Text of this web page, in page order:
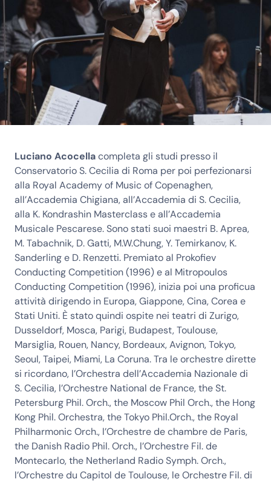
Luciano Acocellacompleta gli studi presso il
Conservatorio S. Cecilia di Roma per poi perfezionarsi
alla Royal Academy of Music of Copenaghen,
all’Accademia Chigiana, all’Accademia di S. Cecilia,
alla K. Kondrashin Masterclass e all’Accademia
Musicale Pescarese. Sono stati suoi maestri B. Aprea,
M. Tabachnik, D. Gatti, M.W.Chung, Y. Temirkanov, K.
Sanderling e D. Renzetti. Premiato al Prokofiev
Conducting Competition (1996) e al Mitropoulos
Conducting Competition (1996), inizia poi una proficua
attività dirigendo in Europa, Giappone, Cina, Corea e
Stati Uniti. È stato quindi ospite nei teatri di Zurigo,
Dusseldorf, Mosca, Parigi, Budapest, Toulouse,
Marsiglia, Rouen, Nancy, Bordeaux, Avignon, Tokyo,
Seoul, Taipei, Miami, La Coruna. Tra le orchestre dirette
si ricordano, l’Orchestra dell’Accademia Nazionale di
S. Cecilia, l’Orchestre National de France, the St.
Petersburg Phil. Orch., the Moscow Phil Orch., the Hong
Kong Phil. Orchestra, the Tokyo Phil.Orch., the Royal
Philharmonic Orch., l’Orchestre de chambre de Paris,
the Danish Radio Phil. Orch., l’Orchestre Fil. de
Montecarlo, the Netherland Radio Symph. Orch.,
l’Orchestre du Capitol de Toulouse, le Orchestre Fil. di